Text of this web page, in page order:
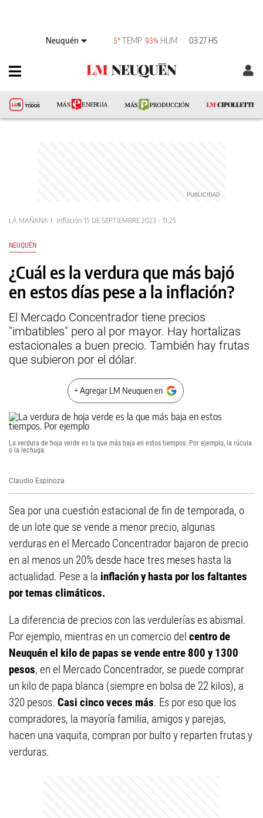
Neuquén 5° TEMP 93% HUM 03:27 HS
LA MAÑANA Inflación 15 DE SEPTIEMBRE 2023 - 11:25
NEUQUÉN
¿Cuál es la verdura que más bajó
en estos días pese a la inflación?
El Mercado Concentrador tiene precios
"imbatibles" pero al por mayor. Hay hortalizas
estacionales a buen precio. También hay frutas
que subieron por el dólar.
+ Agregar LM Neuquen en
La verdura de hoja verde es la que más baja en estos tiempos. Por ejemplo, la rúcula
o la lechuga.
Claudio Espinoza
Sea por una cuestión estacional de fin de temporada, o
de un lote que se vende a menor precio, algunas
verduras en el Mercado Concentrador bajaron de precio
en al menos un 20% desde hace tres meses hasta la
actualidad. Pese a la inflación y hasta por los faltantes
por temas climáticos.
La diferencia de precios con las verdulerías es abismal.
Por ejemplo, mientras en un comercio del centro de
Neuquén el kilo de papas se vende entre 800 y 1300
pesos, en el Mercado Concentrador, se puede comprar
un kilo de papa blanca (siempre en bolsa de 22 kilos), a
320 pesos. Casi cinco veces más. Es por eso que los
compradores, la mayoría familia, amigos y parejas,
hacen una vaquita, compran por bulto y reparten frutas y
verduras.